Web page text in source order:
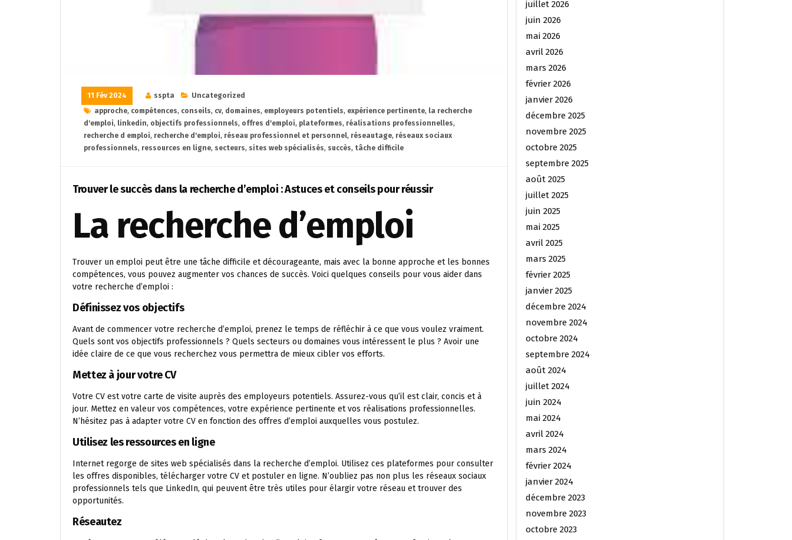
11 Fév 2024 sspta
Uncategorized
approche, compétences, conseils, cv, domaines, employeurs potentiels, expérience pertinente, la recherche
d'emploi, linkedin, objectifs professionnels, offres d'emploi, plateformes, réalisations professionnelles,
recherche d emploi, recherche d'emploi, réseau professionnel et personnel, réseautage, réseaux sociaux
professionnels, ressources en ligne, secteurs, sites web spécialisés, succès, tâche difficile
Trouver le succès dans la recherche d’emploi : Astuces et conseils pour réussir
La recherche d’emploi
Trouver un emploi peut être une tâche difficile et décourageante, mais avec la bonne approche et les bonnes
compétences, vous pouvez augmenter vos chances de succès. Voici quelques conseils pour vous aider dans
votre recherche d’emploi :
Définissez vos objectifs
Avant de commencer votre recherche d’emploi, prenez le temps de réfléchir à ce que vous voulez vraiment.
Quels sont vos objectifs professionnels ? Quels secteurs ou domaines vous intéressent le plus ? Avoir une
idée claire de ce que vous recherchez vous permettra de mieux cibler vos efforts.
Mettez à jour votre CV
Votre CV est votre carte de visite auprès des employeurs potentiels. Assurez-vous qu’il est clair, concis et à
jour. Mettez en valeur vos compétences, votre expérience pertinente et vos réalisations professionnelles.
N’hésitez pas à adapter votre CV en fonction des offres d’emploi auxquelles vous postulez.
Utilisez les ressources en ligne
Internet regorge de sites web spécialisés dans la recherche d’emploi. Utilisez ces plateformes pour consulter
les offres disponibles, télécharger votre CV et postuler en ligne. N’oubliez pas non plus les réseaux sociaux
professionnels tels que LinkedIn, qui peuvent être très utiles pour élargir votre réseau et trouver des
opportunités.
Réseautez
juillet 2026
juin 2026
mai 2026
avril 2026
mars 2026
février 2026
janvier 2026
décembre 2025
novembre 2025
octobre 2025
septembre 2025
août 2025
juillet 2025
juin 2025
mai 2025
avril 2025
mars 2025
février 2025
janvier 2025
décembre 2024
novembre 2024
octobre 2024
septembre 2024
août 2024
juillet 2024
juin 2024
mai 2024
avril 2024
mars 2024
février 2024
janvier 2024
décembre 2023
novembre 2023
octobre 2023